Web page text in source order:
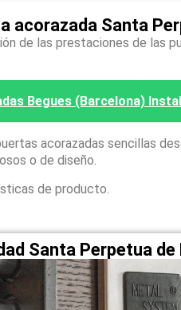
acorazada Santa
de las prestaciones de las
Begues (Barcelona)
acorazadas sencillas
o de diseño.
de producto.
Santa Perpetua